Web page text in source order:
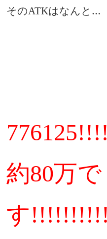
そのATKはなんと…
約80万で
す